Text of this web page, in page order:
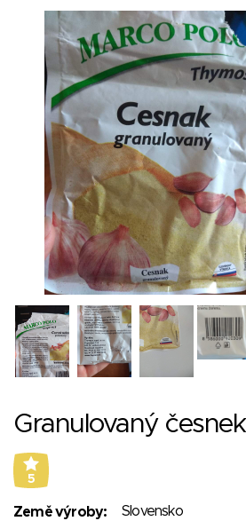
Granulovaný česnek
5
Země výroby:
Slovensko